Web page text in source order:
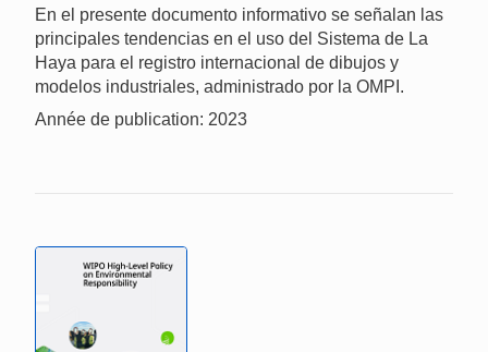
En el presente documento informativo se señalan las
principales tendencias en el uso del Sistema de La
Haya para el registro internacional de dibujos y
modelos industriales, administrado por la OMPI.
Année de publication: 2023